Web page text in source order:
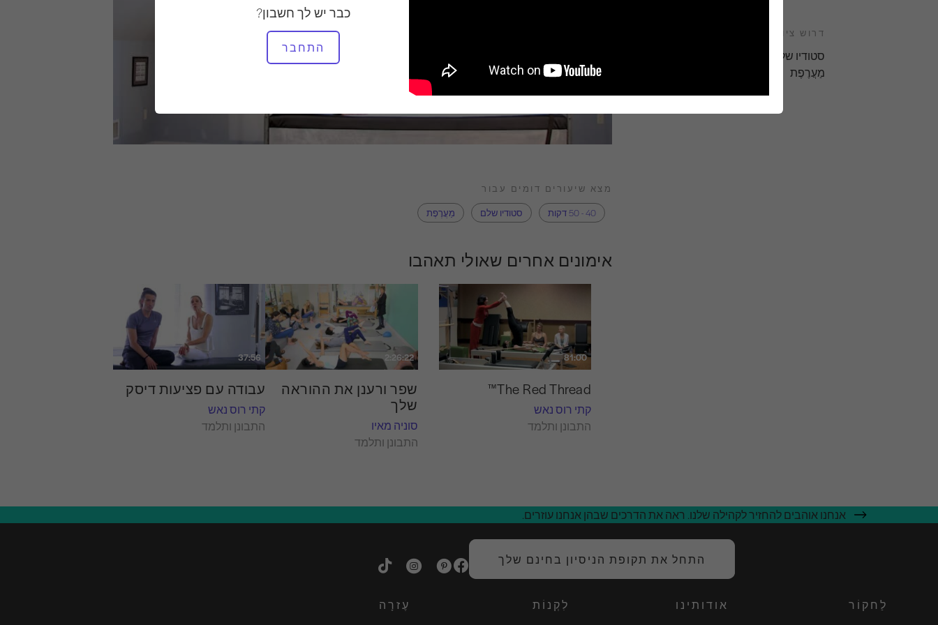
כבר יש לך חשבון?
התחבר
דרוש ציוד
סטודיו שלם
מַעֲרֶפֶת
מצא שיעורים דומים עבור
40 - 50 דקות
סטודיו שלם מַעֲרֶפֶת
אימונים אחרים שאולי תאהבו
81:00
The Red Thread™
קתי רוס נאש
התבונן ותלמד
2:26:22
שפר ורענן את ההוראה
שלך
סוניה מאיו
התבונן ותלמד
37:56
עבודה עם פציעות דיסק
קתי רוס נאש
התבונן ותלמד
אנחנו אוהבים להחזיר לקהילה שלנו. ראה את הדרכים שבהן אנחנו עוזרים.
התחל את תקופת הניסיון בחינם שלך
לַחקוֹר אודותינו לִקְנוֹת עֶזרָה